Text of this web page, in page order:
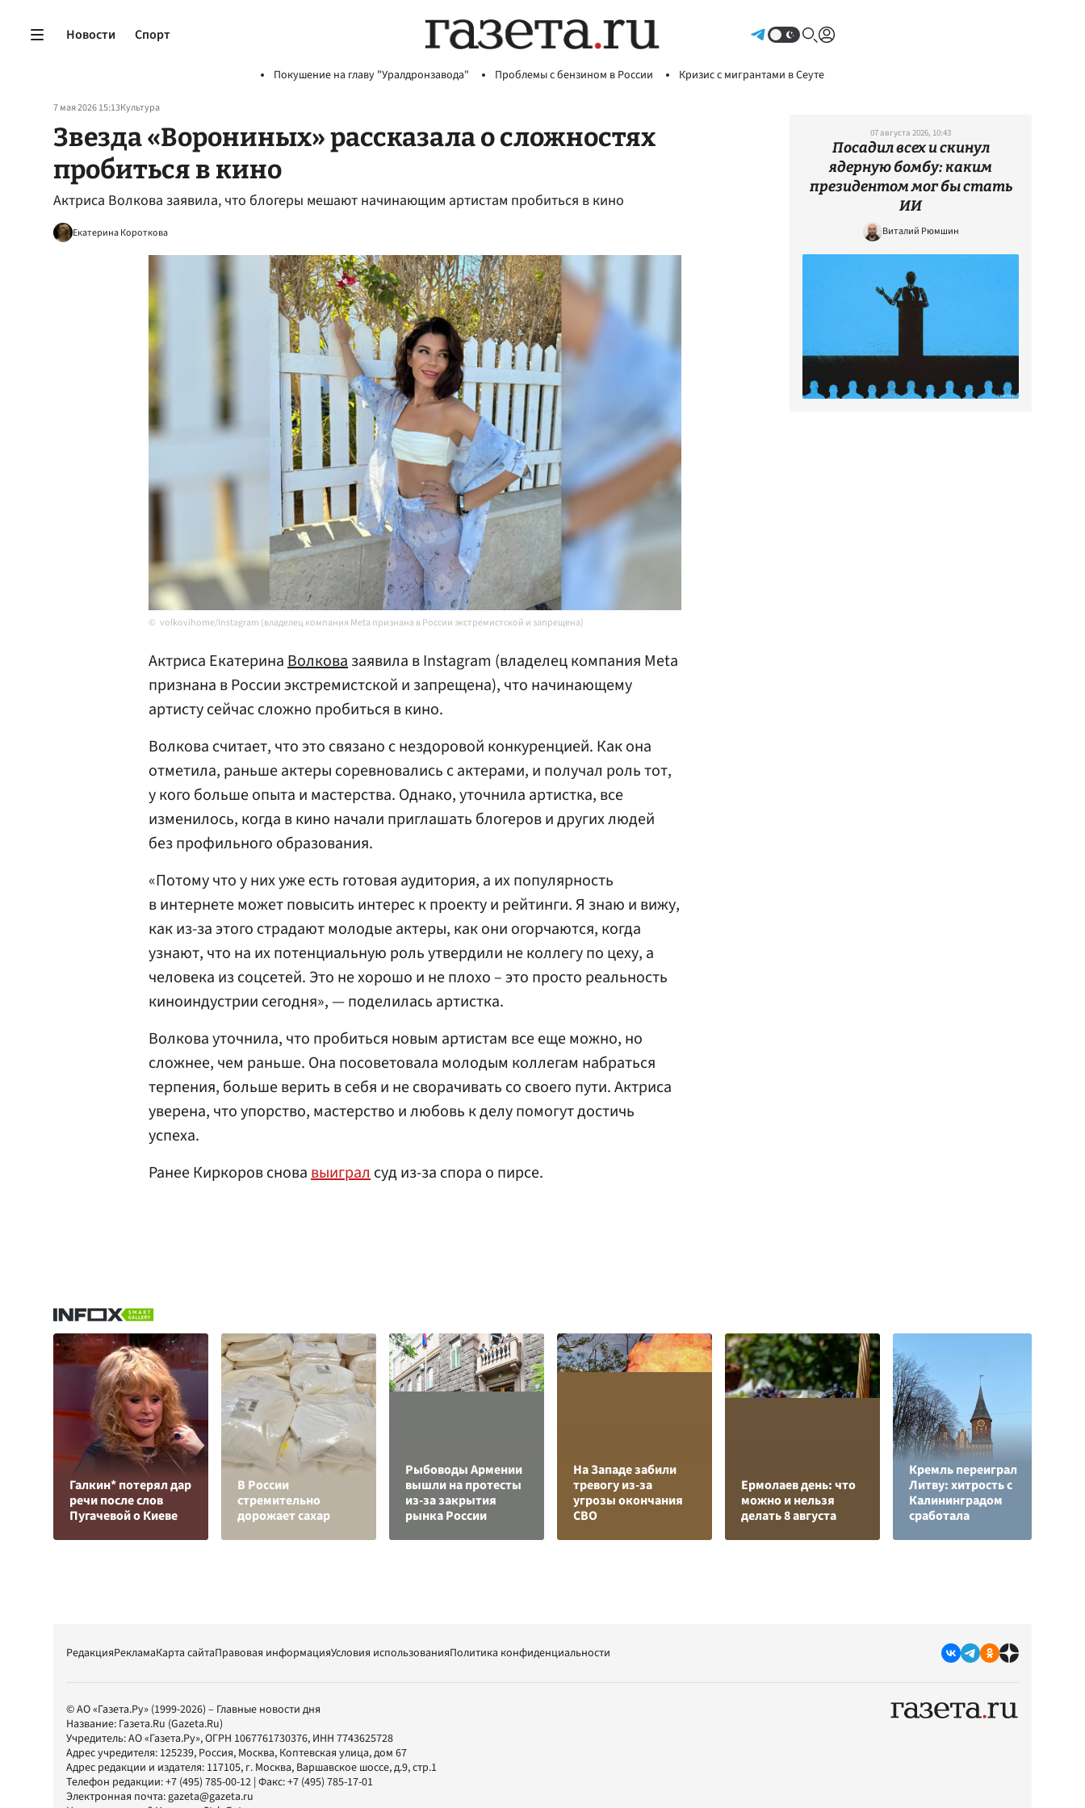
Новости Спорт
Покушение на главу "Уралдронзавода" Проблемы с бензином в России Кризис с мигрантами в Сеуте
7 мая 2026 15:13Культура
Звезда «Ворониных» рассказала о сложностях
пробиться в кино
Актриса Волкова заявила, что блогеры мешают начинающим артистам пробиться в кино
Екатерина Короткова
volkovihome/Instagram (владелец компания Meta признана в России экстремистской и запрещена)
Актриса ЕкатеринаВолковазаявила в Instagram (владелец компания Meta
признана в России экстремистской и запрещена), что начинающему
артисту сейчас сложно пробиться в кино.
Волкова считает, что это связано с нездоровой конкуренцией. Как она
отметила, раньше актеры соревновались с актерами, и получал роль тот,
у кого больше опыта и мастерства. Однако, уточнила артистка, все
изменилось, когда в кино начали приглашать блогеров и других людей
без профильного образования.
«Потому что у них уже есть готовая аудитория, а их популярность
в интернете может повысить интерес к проекту и рейтинги. Я знаю и вижу,
как из-за этого страдают молодые актеры, как они огорчаются, когда
узнают, что на их потенциальную роль утвердили не коллегу по цеху, а
человека из соцсетей. Это не хорошо и не плохо – это просто реальность
киноиндустрии сегодня», — поделилась артистка.
Волкова уточнила, что пробиться новым артистам все еще можно, но
сложнее, чем раньше. Она посоветовала молодым коллегам набраться
терпения, больше верить в себя и не сворачивать со своего пути. Актриса
уверена, что упорство, мастерство и любовь к делу помогут достичь
успеха.
Ранее Киркоров сновавыигралсуд из-за спора о пирсе.
07 августа 2026, 10:43
Посадил всех и скинул
ядерную бомбу: каким
президентом мог бы стать
ИИ
Виталий Рюмшин
Галкин* потерял дар
речи после слов
Пугачевой о Киеве
В России
стремительно
дорожает сахар
Рыбоводы Армении
вышли на протесты
из-за закрытия
рынка России
На Западе забили
тревогу из-за
угрозы окончания
СВО
Ермолаев день: что
можно и нельзя
делать 8 августа
Кремль переиграл
Литву: хитрость с
Калининградом
сработала
РедакцияРекламаКарта сайтаПравовая информацияУсловия использованияПолитика конфиденциальности
© АО «Газета.Ру» (1999-2026) – Главные новости дня
Название: Газета.Ru (Gazeta.Ru)
Учредитель:АО «Газета.Ру», ОГРН 1067761730376, ИНН 7743625728
Адрес учредителя: 125239, Россия, Москва, Коптевская улица, дом 67
Адрес редакции и издателя: 117105, г. Москва, Варшавское шоссе, д.9, стр.1
Телефон редакции:+7 (495) 785-00-12 | Факс:+7 (495) 785-17-01
Электронная почта:gazeta@gazeta.ru